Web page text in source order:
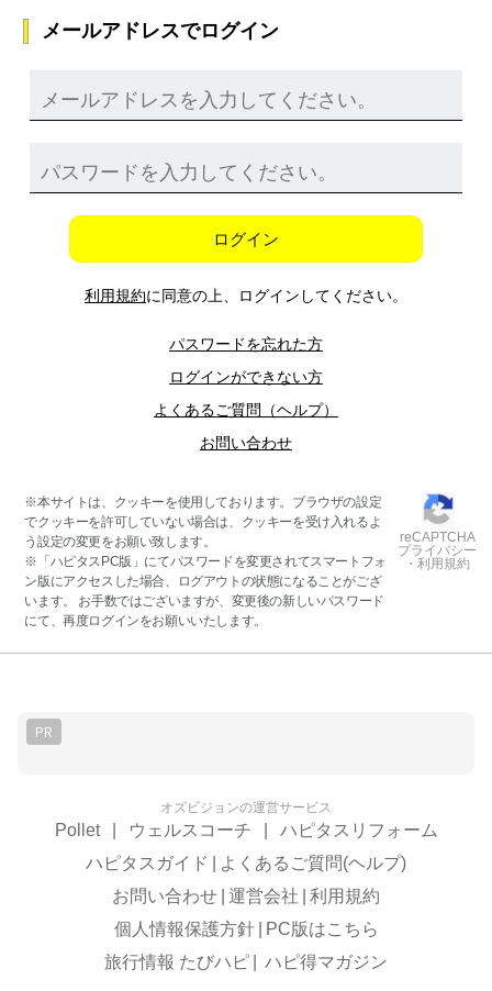
メールアドレスでログイン
ログイン
利用規約に同意の上、ログインしてください。
パスワードを忘れた方
ログインができない方
よくあるご質問（ヘルプ）
お問い合わせ
※本サイトは、クッキーを使用しております。ブラウザの設定
でクッキーを許可していない場合は、クッキーを受け入れるよ
う設定の変更をお願い致します。
※「ハピタスPC版」にてパスワードを変更されてスマートフォ
ン版にアクセスした場合、ログアウトの状態になることがござ
います。 お手数ではございますが、変更後の新しいパスワード
にて、再度ログインをお願いいたします。
reCAPTCHA
プライバシー
・利用規約
PR
オズビジョンの運営サービス
Pollet ウェルスコーチ
ハピタスリフォーム
ハピタスガイド
よくあるご質問(ヘルプ)
お問い合わせ 運営会社
利用規約
個人情報保護方針
PC版はこちら
旅行情報 たびハピ
ハピ得マガジン